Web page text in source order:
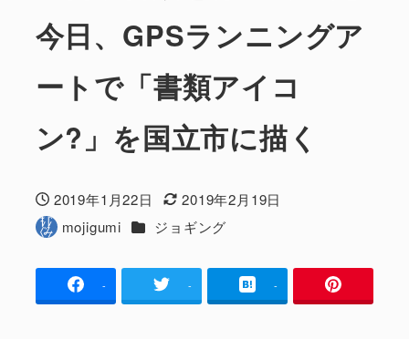
今日、GPSランニングア
ートで「書類アイコ
ン?」を国立市に描く
投稿日
2019年1月22日
更新日
2019年2月19日
著
者
mojigumi カテゴリー
ジョギング
- - -